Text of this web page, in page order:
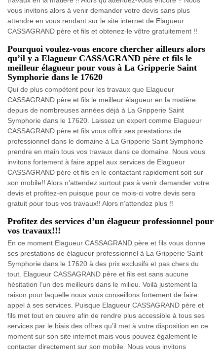
vous invitons alors à venir demander votre devis sans plus
attendre en vous rendant sur le site internet de Elagueur
CASSAGRAND père et fils et obtenez-le vôtre gratuitement !!
Pourquoi voulez-vous encore chercher ailleurs alors
qu’il y a Elagueur CASSAGRAND père et fils le
meilleur élagueur pour vous à La Gripperie Saint
Symphorie dans le 17620
Qui de plus compétent pour les travaux que Elagueur
CASSAGRAND père et fils le meilleur élagueur en la matière
depuis de nombreuses années déjà à La Gripperie Saint
Symphorie dans le 17620. Laissez un expert comme Elagueur
CASSAGRAND père et fils vous offrir ses prestations de
professionnel dans le domaine à La Gripperie Saint Symphorie
prendre en main tous vos travaux dans ce domaine. Nous vous
invitons fortement à faire appel aux services de Elagueur
CASSAGRAND père et fils en le contactant rapidement soit sur
son mobile!! Alors n’attendez surtout pas à venir demander votre
devis et profitez-en puisque pour ce mois-ci votre devis sera
gratuit pour tous vos travaux!! Alors n’attendez plus !!
Profitez des services d’un élagueur professionnel pour
vos travaux!!!
En ce moment Elagueur CASSAGRAND père et fils vous donne
ses prestations de élagueur professionnel à La Gripperie Saint
Symphorie dans le 17620 à des prix exclusifs et pas chers du
tout. Elagueur CASSAGRAND père et fils est sans aucune
hésitation l’un des meilleurs dans le milieu. Voilà justement la
raison pour laquelle nous vous conseillons fortement de faire
appel à ses services. Puisque Elagueur CASSAGRAND père et
fils met tout en œuvre afin de rendre plus accessible à tous ses
services par le biais des offres qu’il met à votre disposition en ce
moment sur son site internet mais vous pouvez également le
contacter directement sur son mobile. Nous vous invitons